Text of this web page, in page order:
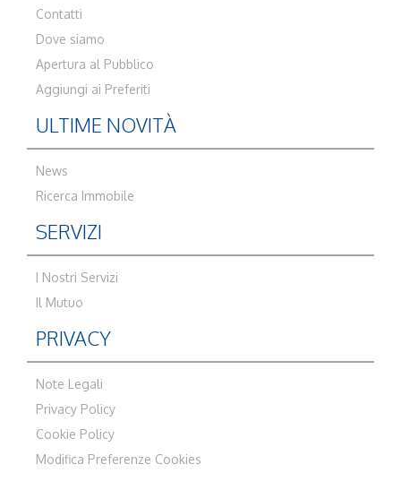
Contatti
Dove siamo
Apertura al Pubblico
Aggiungi ai Preferiti
ULTIME NOVITÀ
News
Ricerca Immobile
SERVIZI
I Nostri Servizi
Il Mutuo
PRIVACY
Note Legali
Privacy Policy
Cookie Policy
Modifica Preferenze Cookies